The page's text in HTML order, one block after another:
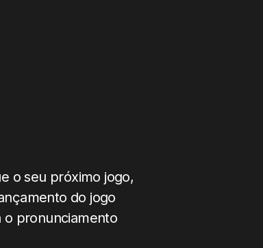
o seu próximo jogo,
do jogo
o pronunciamento